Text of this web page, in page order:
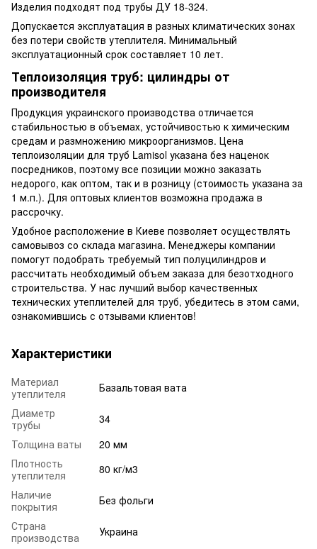
Изделия подходят под трубы ДУ 18-324.
Допускается эксплуатация в разных климатических зонах
без потери свойств утеплителя. Минимальный
эксплуатационный срок составляет 10 лет.
Теплоизоляция труб: цилиндры от
производителя
Продукция украинского производства отличается
стабильностью в объемах, устойчивостью к химическим
средам и размножению микроорганизмов. Цена
теплоизоляции для труб Lamisol указана без наценок
посредников, поэтому все позиции можно заказать
недорого, как оптом, так и в розницу (стоимость указана за
1 м.п.). Для оптовых клиентов возможна продажа в
рассрочку.
Удобное расположение в Киеве позволяет осуществлять
самовывоз со склада магазина. Менеджеры компании
помогут подобрать требуемый тип полуцилиндров и
рассчитать необходимый объем заказа для безотходного
строительства. У нас лучший выбор качественных
технических утеплителей для труб, убедитесь в этом сами,
ознакомившись с отзывами клиентов!
Характеристики
Материал
утеплителя
Базальтовая вата
Диаметр
трубы
34
Толщина ваты
20 мм
Плотность
утеплителя
80 кг/м3
Наличие
покрытия
Без фольги
Страна
производства
Украина